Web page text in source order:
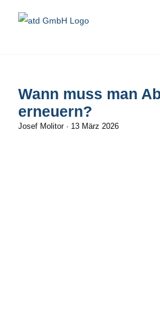
Inhalt
Wann muss man
erneuern?
Josef Molitor· 13 März 2026